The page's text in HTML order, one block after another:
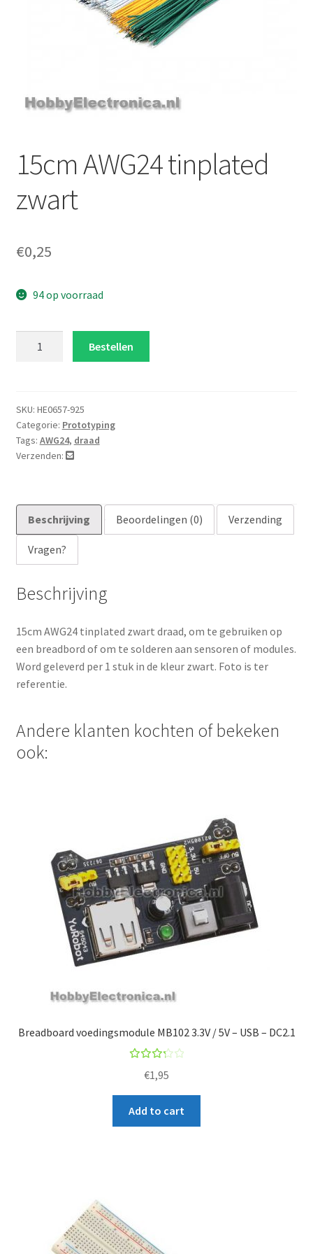
15cm AWG24 tinplated
zwart
€0,25
94 op voorraad
aantal
Bestellen
SKU: HE0657-925
Categorie: Prototyping
Tags: AWG24, draad
Verzenden:
Beschrijving Beoordelingen (0) Verzending
Vragen?
Beschrijving
15cm AWG24 tinplated zwart draad, om te gebruiken op
een breadbord of om te solderen aan sensoren of modules.
Word geleverd per 1 stuk in de kleur zwart. Foto is ter
referentie.
Andere klanten kochten of bekeken
ook:
Breadboard voedingsmodule MB102 3.3V / 5V – USB – DC2.1
3.33
of 5
€1,95
Add to cart